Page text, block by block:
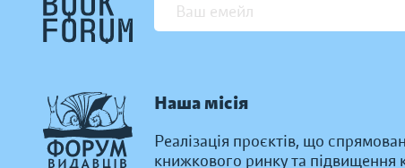
Наша місія
Реалізація проєктів, що
книжкового ринку та підвищення